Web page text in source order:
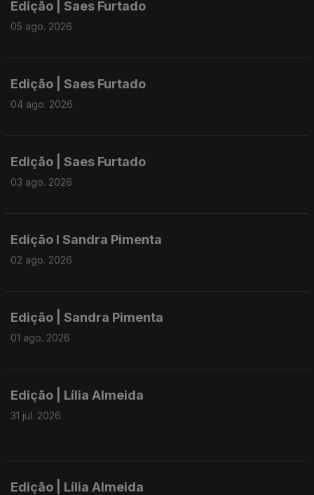
Edição | Saes Furtado
05 ago. 2026
Edição | Saes Furtado
04 ago. 2026
Edição | Saes Furtado
03 ago. 2026
Edição I Sandra Pimenta
02 ago. 2026
Edição | Sandra Pimenta
01 ago. 2026
Edição | Lília Almeida
31 jul. 2026
Edição | Lília Almeida